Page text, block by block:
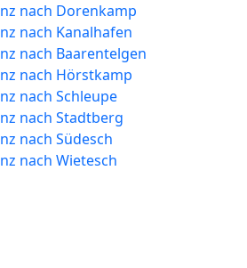
nach Dorenkamp
nach Kanalhafen
nach Baarentelgen
nach Hörstkamp
nach Schleupe
nach Stadtberg
nach Südesch
nach Wietesch